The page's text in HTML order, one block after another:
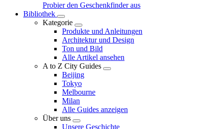
Probier den Geschenkfinder aus
Bibliothek
Kategorie
Produkte und Anleitungen
Architektur und Design
Ton und Bild
Alle Artikel ansehen
A to Z City Guides
Beijing
Tokyo
Melbourne
Milan
Alle Guides anzeigen
Über uns
Unsere Geschichte